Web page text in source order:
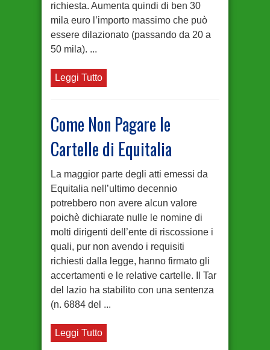
richiesta. Aumenta quindi di ben 30
mila euro l’importo massimo che può
essere dilazionato (passando da 20 a
50 mila). ...
Leggi Tutto
Come Non Pagare le
Cartelle di Equitalia
La maggior parte degli atti emessi da
Equitalia nell’ultimo decennio
potrebbero non avere alcun valore
poichè dichiarate nulle le nomine di
molti dirigenti dell’ente di riscossione i
quali, pur non avendo i requisiti
richiesti dalla legge, hanno firmato gli
accertamenti e le relative cartelle. Il Tar
del lazio ha stabilito con una sentenza
(n. 6884 del ...
Leggi Tutto